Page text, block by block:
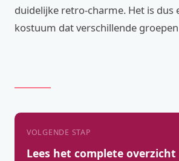
duidelijke retro-charme. Het is dus
kostuum dat verschillende
VOLGENDE STAP
Lees het complete overzicht